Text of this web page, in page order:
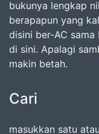
bukunya lengkap
berapapun yang
disini ber-AC
di sini. Apalagi
makin betah.
Cari
masukkan satu